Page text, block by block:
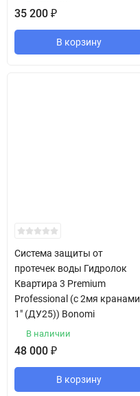
35 200 ₽
В корзину
Система защиты от
протечек воды Гидролок
Квартира 3 Premium
Professional (с 2мя кранами
1" (ДУ25)) Bonomi
В наличии
48 000 ₽
В корзину